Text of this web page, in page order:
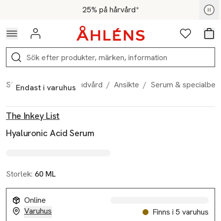
Hoppa till navigationsmenyn25% på hårvård*
För medlemmar - Shoppa nu
Logga in Favoriter
Sök
Start / Skönhet / Hudvård / Ansikte / Serum &
Endast i varuhus
The Inkey List
Hyaluronic Acid Serum
Storlek: 60 ML
Online
Varuhus
Finns i 5 varuhus